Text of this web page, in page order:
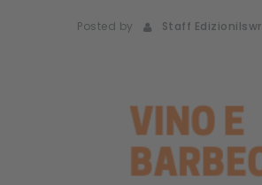
Posted by Staff Edizionilswr